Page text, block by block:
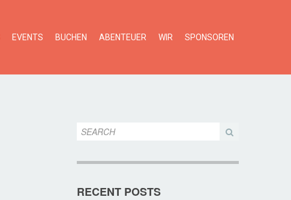
EVENTS BUCHEN ABENTEUER WIR SPONSOREN
RECENT POSTS